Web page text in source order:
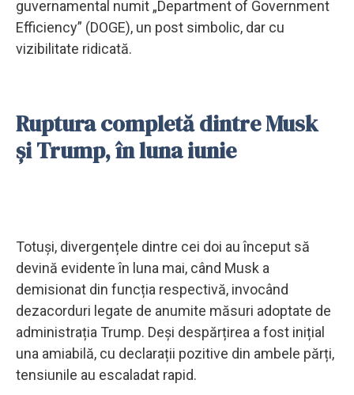
guvernamental numit „Department of Government
Efficiency” (DOGE), un post simbolic, dar cu
vizibilitate ridicată.
Ruptura completă dintre Musk
și Trump, în luna iunie
Totuși, divergențele dintre cei doi au început să
devină evidente în luna mai, când Musk a
demisionat din funcția respectivă, invocând
dezacorduri legate de anumite măsuri adoptate de
administrația Trump. Deși despărțirea a fost inițial
una amiabilă, cu declarații pozitive din ambele părți,
tensiunile au escaladat rapid.